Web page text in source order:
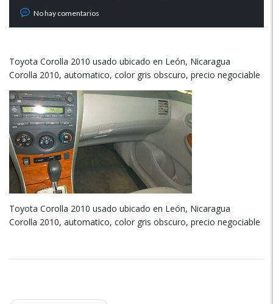
No hay comentarios
Toyota Corolla 2010 usado ubicado en León, Nicaragua
Corolla 2010, automatico, color gris obscuro, precio negociable
Toyota Corolla 2010 usado ubicado en León, Nicaragua
Corolla 2010, automatico, color gris obscuro, precio negociable